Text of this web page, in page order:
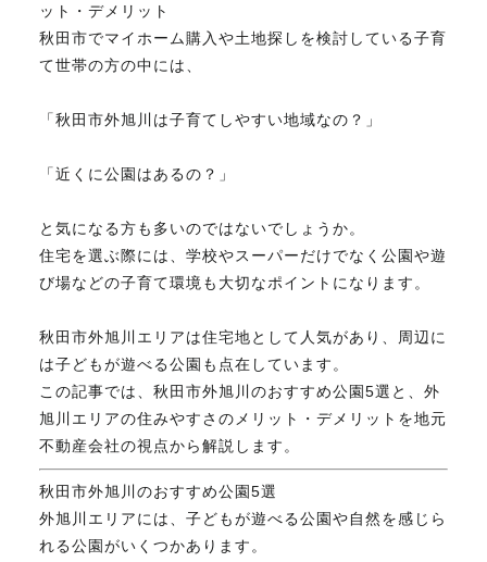
マスターおすすめ物件
スタッフ紹介
マスターのブログ
018-853-5780
FAX. 018-853-5781
開催日：平日9:30－17:30／
土曜10:00－15:00（要予約）
定休日：第2第4土曜日および日曜祝祭日
ット・デメリット
秋田市でマイホーム購入や土地探しを検討している子育
て世帯の方の中には、
「秋田市外旭川は子育てしやすい地域なの？」
「近くに公園はあるの？」
と気になる方も多いのではないでしょうか。
住宅を選ぶ際には、学校やスーパーだけでなく公園や遊
び場などの子育て環境も大切なポイントになります。
秋田市外旭川エリアは住宅地として人気があり、周辺に
は子どもが遊べる公園も点在しています。
この記事では、秋田市外旭川のおすすめ公園5選と、外
旭川エリアの住みやすさのメリット・デメリットを地元
不動産会社の視点から解説します。
秋田市外旭川のおすすめ公園5選
外旭川エリアには、子どもが遊べる公園や自然を感じら
れる公園がいくつかあります。